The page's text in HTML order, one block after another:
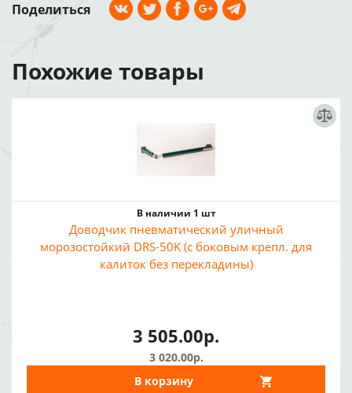
Поделиться
Похожие товары
В наличии 1 шт
Доводчик пневматический уличный
морозостойкий DRS-50K (с боковым крепл. для
калиток без перекладины)
3 505.00р.
3 020.00р.
В корзину